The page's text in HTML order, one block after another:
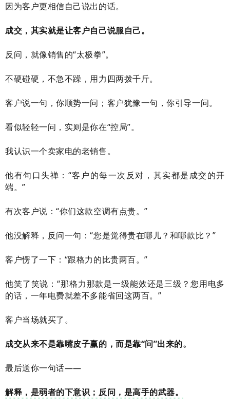
因为客户更相信自己说出的话。
成交，其实就是让客户自己说服自己。
反问，就像销售的“太极拳”。
不硬碰硬，不急不躁，用力四两拨千斤。
客户说一句，你顺势一问；客户犹豫一句，你引导一问。
看似轻轻一问，实则是你在“控局”。
我认识一个卖家电的老销售。
他有句口头禅：“客户的每一次反对，其实都是成交的开
端。”
有次客户说：“你们这款空调有点贵。”
他没解释，反问一句：“您是觉得贵在哪儿？和哪款比？”
客户愣了一下：“跟格力的比贵两百。”
他笑了笑说：“那格力那款是一级能效还是三级？您用电多
的话，一年电费就差不多能省回这两百。”
客户当场就买了。
成交从来不是靠嘴皮子赢的，而是靠“问”出来的。
最后送你一句话——
解释，是弱者的下意识；反问，是高手的武器。